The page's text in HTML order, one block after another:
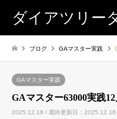
ダイアツリー
ブログ GAマスター実践
GAマスター実践
GAマスター63000実践12
2025.12.16 / 最終更新日：2025.12.16